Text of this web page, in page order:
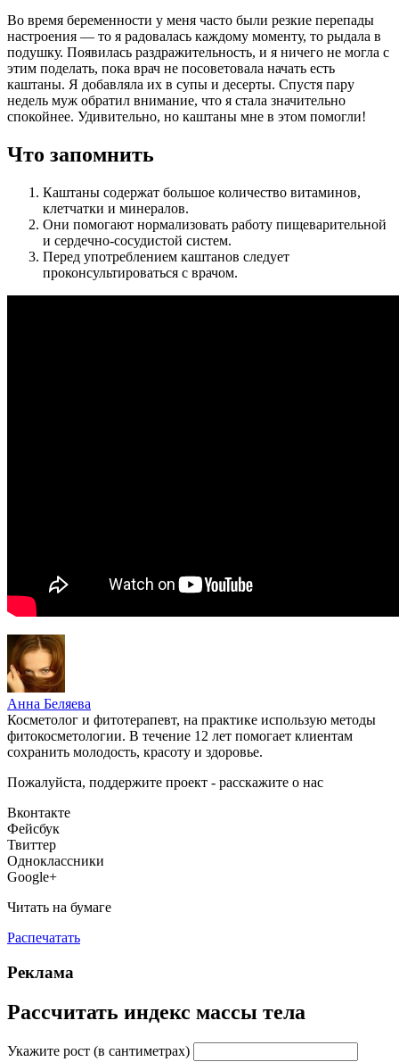
Во время беременности у меня часто были резкие перепады
настроения — то я радовалась каждому моменту, то рыдала в
подушку. Появилась раздражительность, и я ничего не могла с
этим поделать, пока врач не посоветовала начать есть
каштаны. Я добавляла их в супы и десерты. Спустя пару
недель муж обратил внимание, что я стала значительно
спокойнее. Удивительно, но каштаны мне в этом помогли!
Что запомнить
Каштаны содержат большое количество витаминов,
клетчатки и минералов.
Они помогают нормализовать работу пищеварительной
и сердечно-сосудистой систем.
Перед употреблением каштанов следует
проконсультироваться с врачом.
Анна Беляева
Косметолог и фитотерапевт, на практике использую методы
фитокосметологии. В течение 12 лет помогает клиентам
сохранить молодость, красоту и здоровье.
Пожалуйста, поддержите проект - расскажите о нас
Вконтакте
Фейсбук
Твиттер
Одноклассники
Google+
Читать на бумаге
Распечатать
Реклама
Рассчитать индекс массы тела
Укажите рост (в сантиметрах)